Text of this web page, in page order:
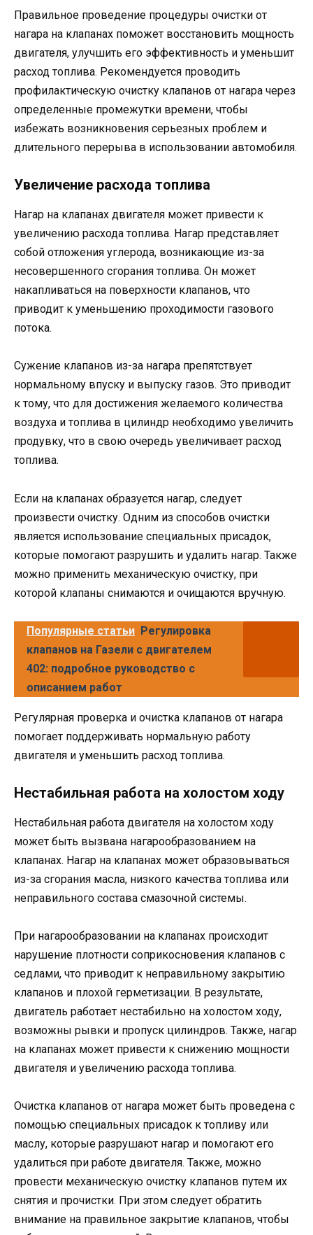
Правильное проведение процедуры очистки от
нагара на клапанах поможет восстановить мощность
двигателя, улучшить его эффективность и уменьшит
расход топлива. Рекомендуется проводить
профилактическую очистку клапанов от нагара через
определенные промежутки времени, чтобы
избежать возникновения серьезных проблем и
длительного перерыва в использовании автомобиля.
Увеличение расхода топлива
Нагар на клапанах двигателя может привести к
увеличению расхода топлива. Нагар представляет
собой отложения углерода, возникающие из-за
несовершенного сгорания топлива. Он может
накапливаться на поверхности клапанов, что
приводит к уменьшению проходимости газового
потока.
Сужение клапанов из-за нагара препятствует
нормальному впуску и выпуску газов. Это приводит
к тому, что для достижения желаемого количества
воздуха и топлива в цилиндр необходимо увеличить
продувку, что в свою очередь увеличивает расход
топлива.
Если на клапанах образуется нагар, следует
произвести очистку. Одним из способов очистки
является использование специальных присадок,
которые помогают разрушить и удалить нагар. Также
можно применить механическую очистку, при
которой клапаны снимаются и очищаются вручную.
Популярные статьи Регулировка
клапанов на Газели с двигателем
402: подробное руководство с
описанием работ
Регулярная проверка и очистка клапанов от нагара
помогает поддерживать нормальную работу
двигателя и уменьшить расход топлива.
Нестабильная работа на холостом ходу
Нестабильная работа двигателя на холостом ходу
может быть вызвана нагарообразованием на
клапанах. Нагар на клапанах может образовываться
из-за сгорания масла, низкого качества топлива или
неправильного состава смазочной системы.
При нагарообразовании на клапанах происходит
нарушение плотности соприкосновения клапанов с
седлами, что приводит к неправильному закрытию
клапанов и плохой герметизации. В результате,
двигатель работает нестабильно на холостом ходу,
возможны рывки и пропуск цилиндров. Также, нагар
на клапанах может привести к снижению мощности
двигателя и увеличению расхода топлива.
Очистка клапанов от нагара может быть проведена с
помощью специальных присадок к топливу или
маслу, которые разрушают нагар и помогают его
удалиться при работе двигателя. Также, можно
провести механическую очистку клапанов путем их
снятия и прочистки. При этом следует обратить
внимание на правильное закрытие клапанов, чтобы